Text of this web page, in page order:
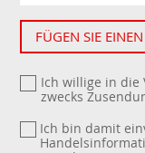
FÜGEN SIE
Ich willige in die
zwecks
Ich bin damit